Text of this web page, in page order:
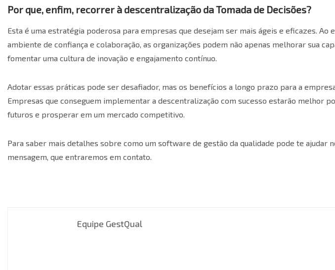
Por que, enfim, recorrer à descentralização da Tomada de Decisões?
Esta é uma estratégia poderosa para empresas que desejam ser mais ágeis e eficazes.
ambiente de confiança e colaboração, as organizações podem não apenas melhorar sua
fomentar uma cultura de inovação e engajamento contínuo.
Adotar essas práticas pode ser desafiador, mas os benefícios a longo prazo para a
Empresas que conseguem implementar a descentralização com sucesso estarão melhor
futuros e prosperar em um mercado competitivo.
Para saber mais detalhes sobre como um software de gestão da qualidade pode te ajudar
mensagem, que entraremos em contato.
Equipe GestQual